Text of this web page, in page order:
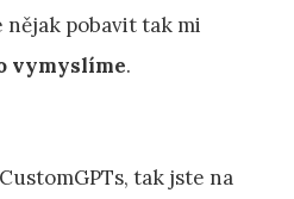
nějak pobavit tak mi
vymyslíme.
tak jste na